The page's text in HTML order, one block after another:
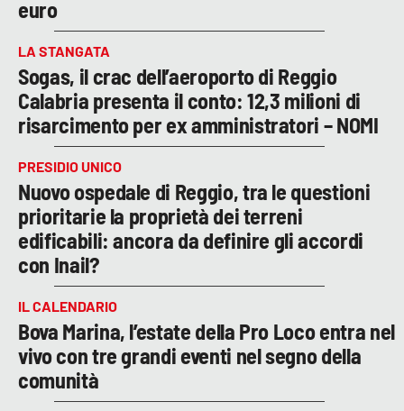
euro
LA STANGATA
Sogas, il crac dell’aeroporto di Reggio
Calabria presenta il conto: 12,3 milioni di
risarcimento per ex amministratori – NOMI
PRESIDIO UNICO
Nuovo ospedale di Reggio, tra le questioni
prioritarie la proprietà dei terreni
edificabili: ancora da definire gli accordi
con Inail?
IL CALENDARIO
Bova Marina, l’estate della Pro Loco entra nel
vivo con tre grandi eventi nel segno della
comunità